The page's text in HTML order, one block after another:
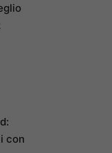
con